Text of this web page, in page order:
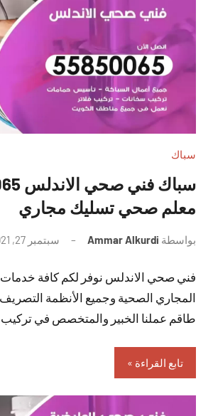
سباك
سباك
معلم صحي تسليك مجاري
بواسطة Ammar Alkurdi سبتمبر 27, 2021
فني صحي الاندلس نوفر لكم كافة خدمات
المجاري الصحية وجميع الأنظمة
طاقم عملنا الخبير والمتخصص في
تابع القراءة